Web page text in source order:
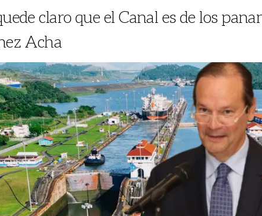
claro que el Canal es de los
Acha